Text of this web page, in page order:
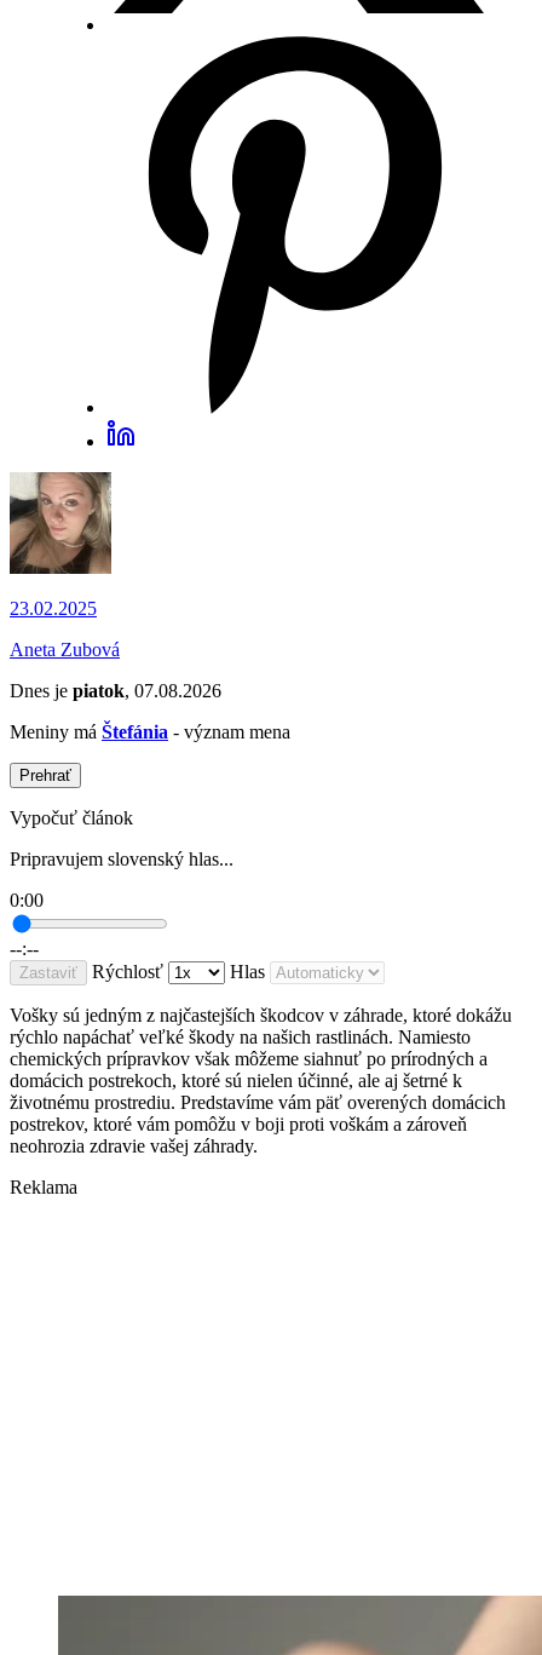
23.02.2025
Aneta Zubová
Dnes je piatok, 07.08.2026
Meniny má Štefánia - význam mena
Prehrať
Vypočuť článok
Pripravujem slovenský hlas...
0:00
--:--
Zastaviť Rýchlosť Hlas
Vošky sú jedným z najčastejších škodcov v záhrade, ktoré dokážu
rýchlo napáchať veľké škody na našich rastlinách. Namiesto
chemických prípravkov však môžeme siahnuť po prírodných a
domácich postrekoch, ktoré sú nielen účinné, ale aj šetrné k
životnému prostrediu. Predstavíme vám päť overených domácich
postrekov, ktoré vám pomôžu v boji proti voškám a zároveň
neohrozia zdravie vašej záhrady.
Reklama